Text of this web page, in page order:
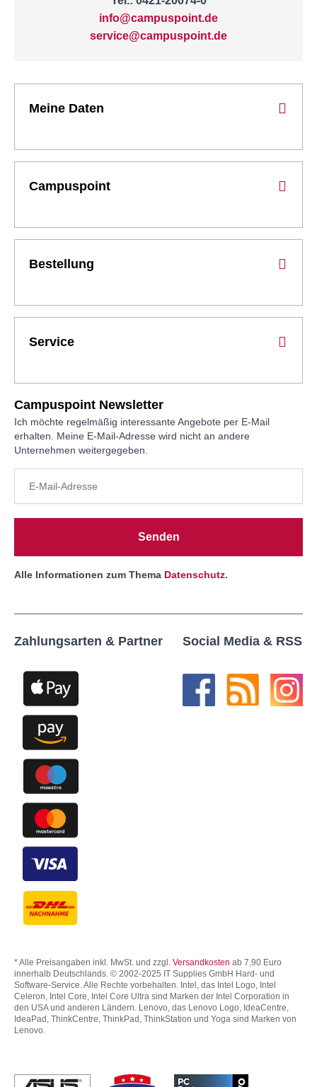
info@campuspoint.de
service@campuspoint.de
Meine Daten
Campuspoint
Bestellung
Service
Campuspoint Newsletter
Ich möchte regelmäßig interessante Angebote per E-Mail
erhalten. Meine E-Mail-Adresse wird nicht an andere
Unternehmen weitergegeben.
Senden
Alle Informationen zum Thema Datenschutz.
Zahlungsarten & Partner Social Media & RSS
* Alle Preisangaben inkl. MwSt. und zzgl. Versandkosten ab 7,90 Euro
innerhalb Deutschlands. © 2002-2025 IT Supplies GmbH Hard- und
Software-Service. Alle Rechte vorbehalten. Intel, das Intel Logo, Intel
Celeron, Intel Core, Intel Core Ultra sind Marken der Intel Corporation in
den USA und anderen Ländern. Lenovo, das Lenovo Logo, IdeaCentre,
IdeaPad, ThinkCentre, ThinkPad, ThinkStation und Yoga sind Marken von
Lenovo.